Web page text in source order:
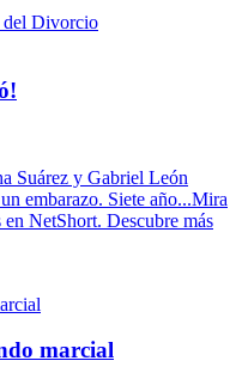
del Divorcio
Suárez y Gabriel León
embarazo. Siete año...Mira
NetShort. Descubre más
marcial